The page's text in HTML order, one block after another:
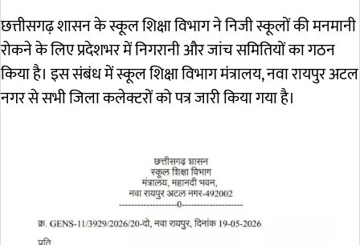
छत्तीसगढ़ शासन के स्कूल शिक्षा विभाग ने निजी स्कूलों की मनमानी
रोकने के लिए प्रदेशभर में निगरानी और जांच समितियों का गठन
किया है। इस संबंध में स्कूल शिक्षा विभाग मंत्रालय, नवा रायपुर अटल
नगर से सभी जिला कलेक्टरों को पत्र जारी किया गया है।